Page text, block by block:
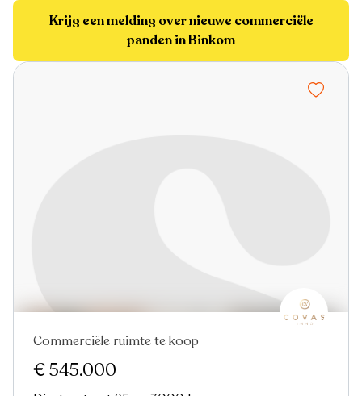
Krijg een melding over nieuwe commerciële
panden in Binkom
Nieuw
Commerciële ruimte te koop
€ 545.000